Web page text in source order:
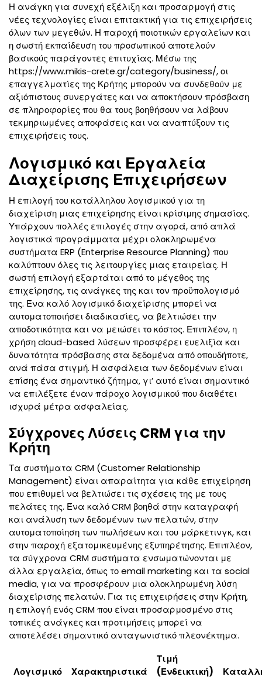
Η ανάγκη για συνεχή εξέλιξη και προσαρμογή στις
νέες τεχνολογίες είναι επιτακτική για τις επιχειρήσεις
όλων των μεγεθών. Η παροχή ποιοτικών εργαλείων και
η σωστή εκπαίδευση του προσωπικού αποτελούν
βασικούς παράγοντες επιτυχίας. Μέσω της
https://www.mikis-crete.gr/category/business/, οι
επαγγελματίες της Κρήτης μπορούν να συνδεθούν με
αξιόπιστους συνεργάτες και να αποκτήσουν πρόσβαση
σε πληροφορίες που θα τους βοηθήσουν να λάβουν
τεκμηριωμένες αποφάσεις και να αναπτύξουν τις
επιχειρήσεις τους.
Λογισμικό και Εργαλεία
Διαχείρισης Επιχειρήσεων
Η επιλογή του κατάλληλου λογισμικού για τη
διαχείριση μιας επιχείρησης είναι κρίσιμης σημασίας.
Υπάρχουν πολλές επιλογές στην αγορά, από απλά
λογιστικά προγράμματα μέχρι ολοκληρωμένα
συστήματα ERP (Enterprise Resource Planning) που
καλύπτουν όλες τις λειτουργίες μιας εταιρείας. Η
σωστή επιλογή εξαρτάται από το μέγεθος της
επιχείρησης, τις ανάγκες της και τον προϋπολογισμό
της. Ένα καλό λογισμικό διαχείρισης μπορεί να
αυτοματοποιήσει διαδικασίες, να βελτιώσει την
αποδοτικότητα και να μειώσει το κόστος. Επιπλέον, η
χρήση cloud-based λύσεων προσφέρει ευελιξία και
δυνατότητα πρόσβασης στα δεδομένα από οπουδήποτε,
ανά πάσα στιγμή. Η ασφάλεια των δεδομένων είναι
επίσης ένα σημαντικό ζήτημα, γι’ αυτό είναι σημαντικό
να επιλέξετε έναν πάροχο λογισμικού που διαθέτει
ισχυρά μέτρα ασφαλείας.
Σύγχρονες Λύσεις CRM για την
Κρήτη
Τα συστήματα CRM (Customer Relationship
Management) είναι απαραίτητα για κάθε επιχείρηση
που επιθυμεί να βελτιώσει τις σχέσεις της με τους
πελάτες της. Ένα καλό CRM βοηθά στην καταγραφή
και ανάλυση των δεδομένων των πελατών, στην
αυτοματοποίηση των πωλήσεων και του μάρκετινγκ, και
στην παροχή εξατομικευμένης εξυπηρέτησης. Επιπλέον,
τα σύγχρονα CRM συστήματα ενσωματώνονται με
άλλα εργαλεία, όπως το email marketing και τα social
media, για να προσφέρουν μια ολοκληρωμένη λύση
διαχείρισης πελατών. Για τις επιχειρήσεις στην Κρήτη,
η επιλογή ενός CRM που είναι προσαρμοσμένο στις
τοπικές ανάγκες και προτιμήσεις μπορεί να
αποτελέσει σημαντικό ανταγωνιστικό πλεονέκτημα.
Λογισμικό Χαρακτηριστικά
Τιμή
(Ενδεικτική)